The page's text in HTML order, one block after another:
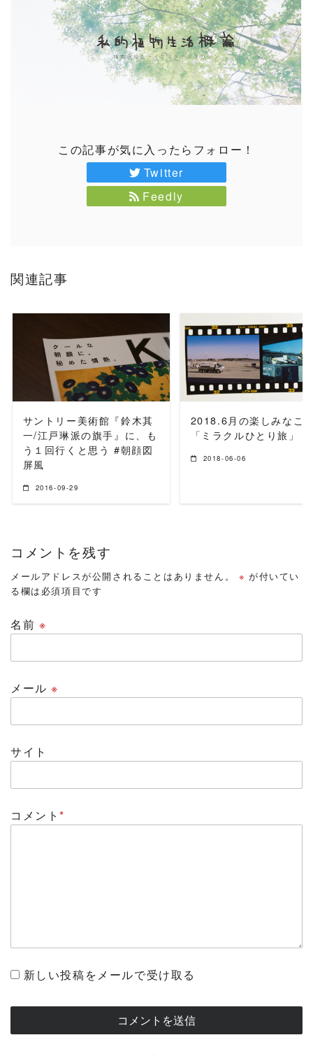
この記事が気に入ったらフォロー！
Twitter
Feedly
関連記事
READ MORE
サントリー美術館『鈴木其
一/江戸琳派の旗手』に、も
う１回行くと思う #朝顔図
屏風
2016-09-29
READ MORE
2018.6月の楽しみなこ
「ミラクルひとり旅」
2018-06-06
コメントを残す
メールアドレスが公開されることはありません。 ※ が付いてい
る欄は必須項目です
名前 ※
メール※
サイト
コメント*
新しい投稿をメールで受け取る